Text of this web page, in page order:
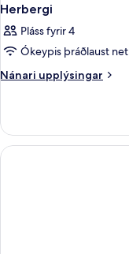
Herbergi
Pláss fyrir 4
Ókeypis þráðlaust net
Nánari upplýsingar
Nánari